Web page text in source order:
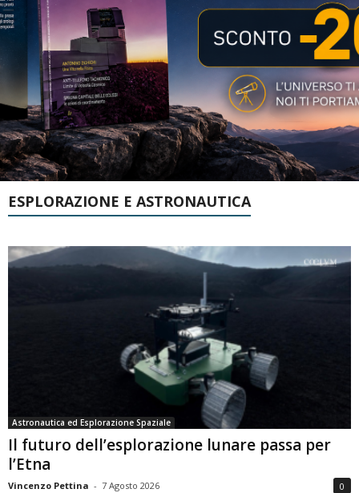
ESPLORAZIONE E ASTRONAUTICA
Astronautica ed Esplorazione Spaziale
Il futuro dell’esplorazione lunare passa per
l’Etna
Vincenzo Pettina - 7 Agosto 2026 0